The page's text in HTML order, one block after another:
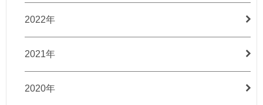
2022年
2021年
2020年